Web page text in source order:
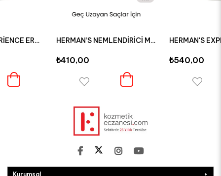
HERMAN’S NEMLENDİRİCİ MİNERAL ŞAMPUAN 300 ML
Kurumsal